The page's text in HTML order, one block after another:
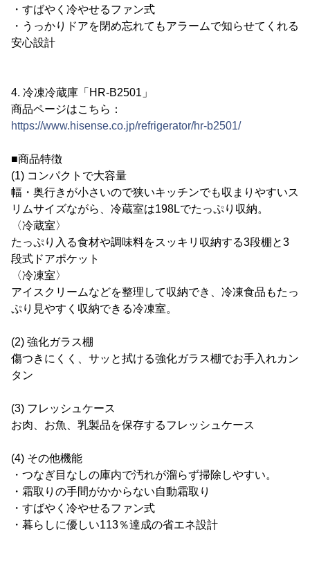
・すばやく冷やせるファン式
・うっかりドアを閉め忘れてもアラームで知らせてくれる
安心設計
4. 冷凍冷蔵庫「HR-B2501」
商品ページはこちら：
https://www.hisense.co.jp/refrigerator/hr-b2501/
■商品特徴
(1) コンパクトで大容量
幅・奥行きが小さいので狭いキッチンでも収まりやすいス
リムサイズながら、冷蔵室は198Lでたっぷり収納。
〈冷蔵室〉
たっぷり入る食材や調味料をスッキリ収納する3段棚と3
段式ドアポケット
〈冷凍室〉
アイスクリームなどを整理して収納でき、冷凍食品もたっ
ぷり見やすく収納できる冷凍室。
(2) 強化ガラス棚
傷つきにくく、サッと拭ける強化ガラス棚でお手入れカン
タン
(3) フレッシュケース
お肉、お魚、乳製品を保存するフレッシュケース
(4) その他機能
・つなぎ目なしの庫内で汚れが溜らず掃除しやすい。
・霜取りの手間がかからない自動霜取り
・すばやく冷やせるファン式
・暮らしに優しい113％達成の省エネ設計